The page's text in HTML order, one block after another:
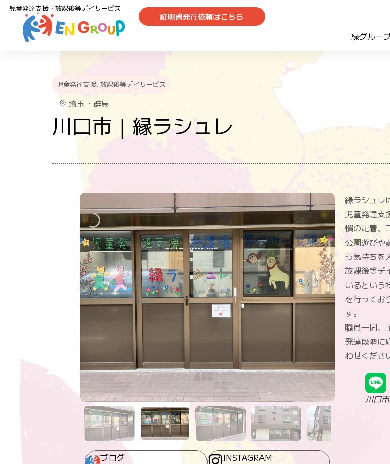
児童発達支援・放課後等デイサービス
証明書発行依頼はこちら
緑グルー
児童発達支援, 放課後等デイサービス
埼玉・群馬
川口市｜縁ラシュレ
ブログ INSTAGRAM
縁ラシュレ
児童発達支
慣の定着、
公園遊びや
う気持ちを
放課後等デ
いるという
を行ってお
す。
職員一同、
発達段階に
わせくださ
川口